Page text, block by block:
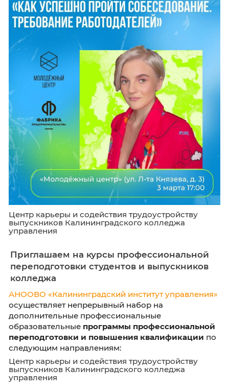
Приглашаем тебя на мастер-класс
успешно пройти собеседование.
Требование работодателей»
Центр карьеры и содействия
выпускников Калининградского колледжа
управления
Приглашаем на курсы